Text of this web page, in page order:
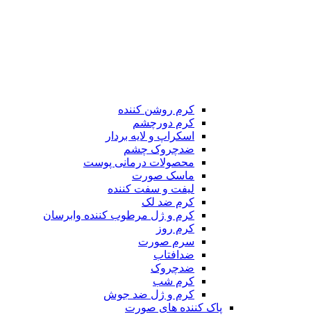
کرم روشن کننده
کرم دورچشم
اسکراپ و لایه بردار
ضدچروک چشم
محصولات درمانی پوست
ماسک صورت
لیفت و سفت کننده
کرم ضد لک
کرم و ژل مرطوب کننده وابرسان
کرم روز
سرم صورت
ضدافتاب
ضدچروک
کرم شب
کرم و ژل ضد جوش
پاک کننده های صورت